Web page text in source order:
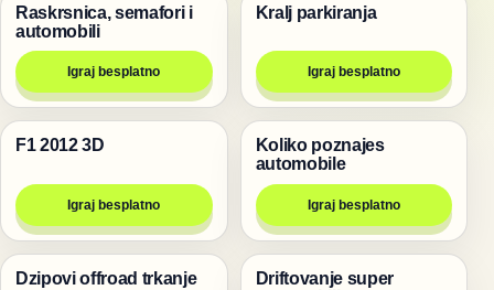
Trke
Raskrsnica, semafori i
automobili
Igraj besplatno
Trke
Kralj parkiranja
Igraj besplatno
Trke
F1 2012 3D
Igraj besplatno
Igre
Koliko poznajes
automobile
Igraj besplatno
Trke
Dzipovi offroad trkanje Trke
Driftovanje super